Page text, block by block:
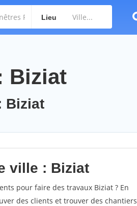
Lieu
Biziat
Biziat
ville : Biziat
pour faire des travaux Biziat ? En
des clients et trouver des chantiers